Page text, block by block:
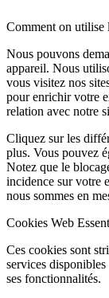
Comment on utilise
Nous pouvons
appareil. Nous
vous visitez nos
pour enrichir votre
relation avec notre
Cliquez sur les
plus. Vous pouvez
Notez que le
incidence sur votre
nous sommes en
Cookies Web
Ces cookies sont
services
ses fonctionnalités.